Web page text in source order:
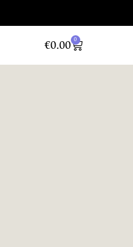
€0.00 0